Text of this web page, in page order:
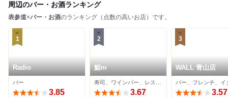
周辺のバー・お酒ランキング
表参道×バー・お酒のランキング（点数の高いお店）です。
1
Radio
バー
3.85
2
鮨m
3.67
3
WALL 青山店
3.57